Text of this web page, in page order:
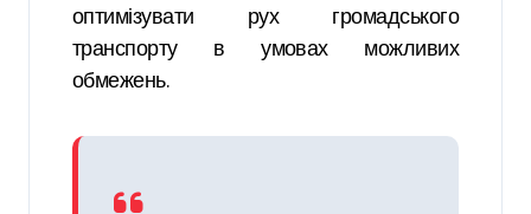
оптимізувати рух громадського
транспорту в умовах можливих
обмежень.